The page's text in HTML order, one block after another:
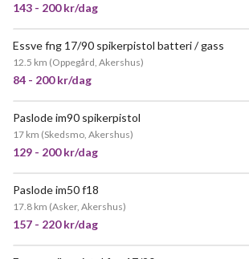
143 - 200 kr/dag
Essve fng 17/90 spikerpistol batteri / gass
12.5 km (Oppegård, Akershus)
84 - 200 kr/dag
Paslode im90 spikerpistol
17 km (Skedsmo, Akershus)
129 - 200 kr/dag
Paslode im50 f18
17.8 km (Asker, Akershus)
157 - 220 kr/dag